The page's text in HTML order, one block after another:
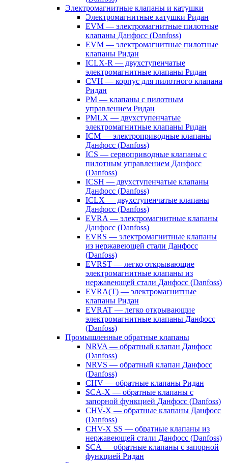
Электромагнитные клапаны и катушки
Электромагнитные катушки Ридан
EVM — электромагнитные пилотные
клапаны Данфосс (Danfoss)
EVM — электромагнитные пилотные
клапаны Ридан
ICLX-R — двухступенчатые
электромагнитные клапаны Ридан
CVH — корпус для пилотного клапана
Ридан
PM — клапаны с пилотным
управлением Ридан
PMLX — двухступенчатые
электромагнитные клапаны Ридан
ICM — электроприводные клапаны
Данфосс (Danfoss)
ICS — сервоприводные клапаны с
пилотным управлением Данфосс
(Danfoss)
ICSH — двухступенчатые клапаны
Данфосс (Danfoss)
ICLX — двухступенчатые клапаны
Данфосс (Danfoss)
EVRA — электромагнитные клапаны
Данфосс (Danfoss)
EVRS — электромагнитные клапаны
из нержавеющей стали Данфосс
(Danfoss)
EVRST — легко открывающие
электромагнитные клапаны из
нержавеющей стали Данфосс (Danfoss)
EVRA(T) — электромагнитные
клапаны Ридан
EVRAT — легко открывающие
электромагнитные клапаны Данфосс
(Danfoss)
Промышленные обратные клапаны
NRVA — обратный клапан Данфосс
(Danfoss)
NRVS — обратный клапан Данфосс
(Danfoss)
CHV — обратные клапаны Ридан
SCA-X — обратные клапаны с
запорной функцией Данфосс (Danfoss)
CHV-X — обратные клапаны Данфосс
(Danfoss)
CHV-X SS — обратные клапаны из
нержавеющей стали Данфосс (Danfoss)
SCA — обратные клапаны с запорной
функцией Ридан